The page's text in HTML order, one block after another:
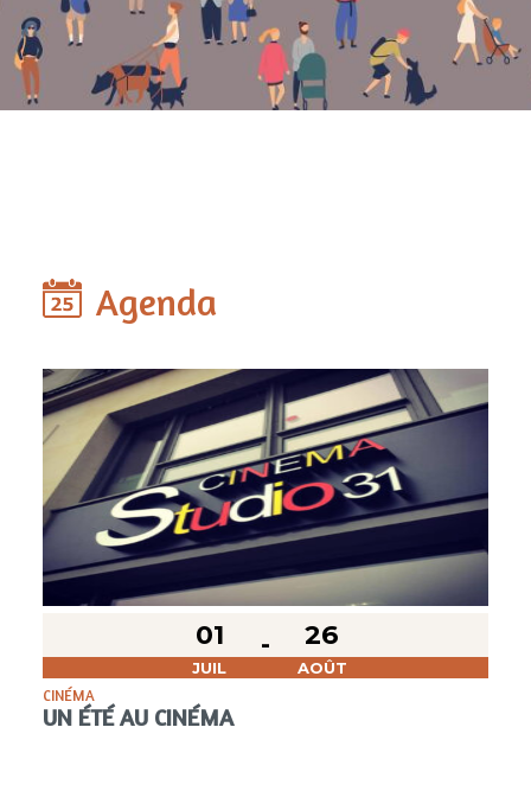
Agenda
01
JUIL
26
AOÛT
CINÉMA
UN ÉTÉ AU CINÉMA